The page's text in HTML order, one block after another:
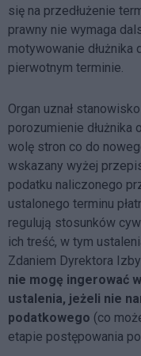
się na przedłużenie
prawny nie wymaga
motywowanie
pierwotnym terminie.
Organ uznał
porozumienie
wolę stron co do
wskazany wyżej
podatku naliczonego
ustalonego terminu
regulują stosunków
ich treść, w tym
Zdaniem Dyrektora
nie mogę ingerować
ustalenia, jeżeli nie
podatkowego (co
etapie postępowania